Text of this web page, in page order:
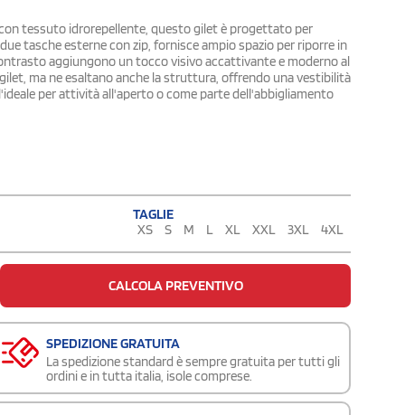
tessuto idrorepellente, questo gilet è progettato per
tasche esterne con zip, fornisce ampio spazio per riporre in
aggiungono un tocco visivo accattivante e moderno al
ma ne esaltano anche la struttura, offrendo una vestibilità
per attività all'aperto o come parte dell'abbigliamento
TAGLIE
XS
S M L XL XXL 3XL 4XL
CALCOLA PREVENTIVO
SPEDIZIONE GRATUITA
La spedizione standard è sempre gratuita per tutti gli
ordini e in tutta italia, isole comprese.